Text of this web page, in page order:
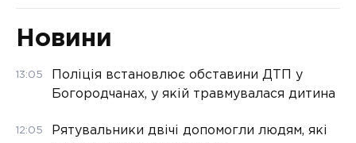
Новини
13:05
Поліція встановлює обставини ДТП у
Богородчанах, у якій травмувалася дитина
12:05
Рятувальники двічі допомогли людям, які